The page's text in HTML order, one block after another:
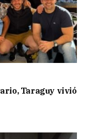
Taraguy vivió